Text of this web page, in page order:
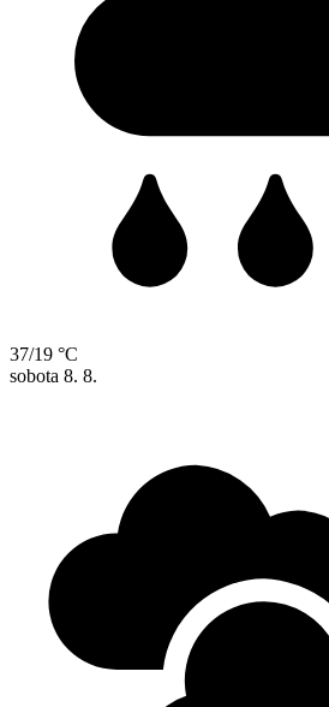
37/19 °C
sobota 8. 8.